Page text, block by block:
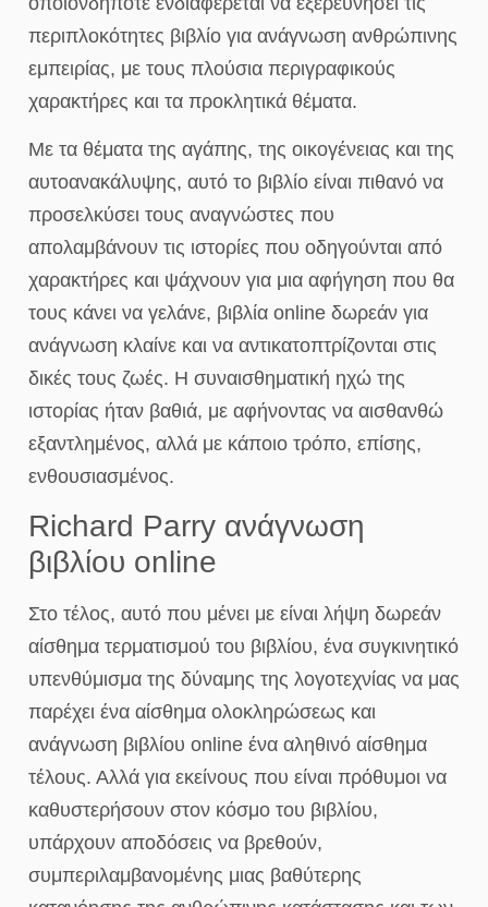
περιπλοκότητες βιβλίο για ανάγνωση ανθρώπινης
εμπειρίας, με τους πλούσια περιγραφικούς
χαρακτήρες και τα προκλητικά θέματα.
Με τα θέματα της αγάπης, της οικογένειας και της
αυτοανακάλυψης, αυτό το βιβλίο είναι πιθανό να
προσελκύσει τους αναγνώστες που
απολαμβάνουν τις ιστορίες που οδηγούνται από
χαρακτήρες και ψάχνουν για μια αφήγηση που θα
τους κάνει να γελάνε, βιβλία online δωρεάν για
ανάγνωση κλαίνε και να αντικατοπτρίζονται στις
δικές τους ζωές. Η συναισθηματική ηχώ της
ιστορίας ήταν βαθιά, με αφήνοντας να αισθανθώ
εξαντλημένος, αλλά με κάποιο τρόπο, επίσης,
ενθουσιασμένος.
Richard Parry ανάγνωση
βιβλίου online
Στο τέλος, αυτό που μένει με είναι λήψη δωρεάν
αίσθημα τερματισμού του βιβλίου, ένα συγκινητικό
υπενθύμισμα της δύναμης της λογοτεχνίας να μας
παρέχει ένα αίσθημα ολοκληρώσεως και
ανάγνωση βιβλίου online ένα αληθινό αίσθημα
τέλους. Αλλά για εκείνους που είναι πρόθυμοι να
καθυστερήσουν στον κόσμο του βιβλίου,
υπάρχουν αποδόσεις να βρεθούν,
συμπεριλαμβανομένης μιας βαθύτερης